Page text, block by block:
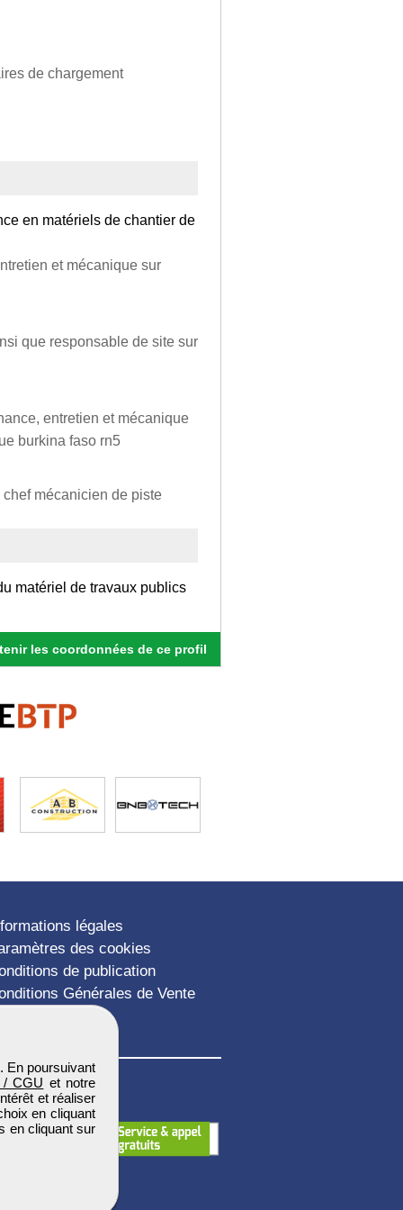
de chargement
en matériels de chantier de
et mécanique sur
que responsable de site sur
entretien et mécanique
burkina faso rn5
mécanicien de piste
matériel de travaux publics
les coordonnées de ce profil
En poursuivant
CGU et notre
et réaliser
en cliquant
en cliquant sur
légales
des cookies
de publication
Générales de Vente